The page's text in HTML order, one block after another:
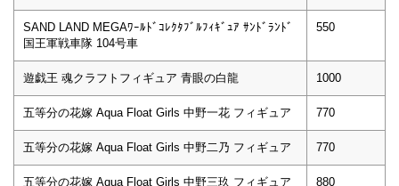
SAND LAND MEGAﾜｰﾙﾄﾞｺﾚｸﾀﾌﾞﾙﾌｨｷﾞｭｱ ｻﾝﾄﾞﾗﾝﾄﾞ
国王軍戦車隊 104号車
550
遊戯王 魂クラフトフィギュア 青眼の白龍 1000
五等分の花嫁 Aqua Float Girls 中野一花 フィギュア 770
五等分の花嫁 Aqua Float Girls 中野二乃 フィギュア 770
五等分の花嫁 Aqua Float Girls 中野三玖 フィギュア 880